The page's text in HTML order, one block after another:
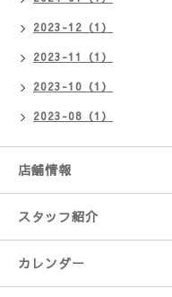
2023-12（1）
2023-11（1）
2023-10（1）
2023-08（1）
店舗情報
スタッフ紹介
カレンダー